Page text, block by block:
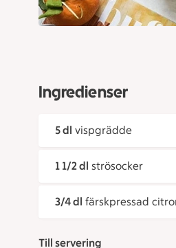
Ingredienser
5 dl vispgrädde
1 1/2 dl strösocker
3/4 dl färskpressad
Till servering